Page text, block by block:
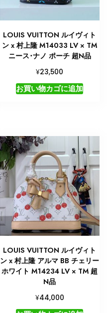
LOUIS VUITTON ルイヴィト
ン x 村上隆 M14033 LV × TM
ニース･ナノ ポーチ 超N品
¥23,500
お買い物カゴに追加
LOUIS VUITTON ルイヴィト
ン x 村上隆 アルマ BB チェリー
ホワイト M14234 LV × TM 超
N品
¥44,000